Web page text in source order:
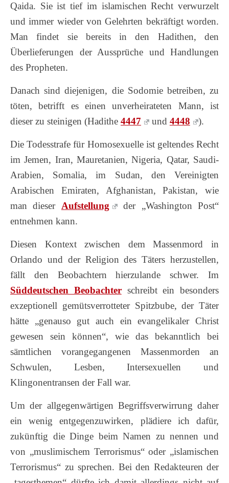
Qaida. Sie ist tief im islamischen Recht verwurzelt
und immer wieder von Gelehrten bekräftigt worden.
Man findet sie bereits in den Hadithen, den
Überlieferungen der Aussprüche und Handlungen
des Propheten.
Danach sind diejenigen, die Sodomie betreiben, zu
töten, betrifft es einen unverheirateten Mann, ist
dieser zu steinigen (Hadithe 4447 und 4448 ).
Die Todesstrafe für Homosexuelle ist geltendes Recht
im Jemen, Iran, Mauretanien, Nigeria, Qatar, Saudi-
Arabien, Somalia, im Sudan, den Vereinigten
Arabischen Emiraten, Afghanistan, Pakistan, wie
man dieser Aufstellung
der „Washington Post“
entnehmen kann.
Diesen Kontext zwischen dem Massenmord in
Orlando und der Religion des Täters herzustellen,
fällt den Beobachtern hierzulande schwer. Im
Süddeutschen Beobachterschreibt ein besonders
exzeptionell gemütsverrotteter Spitzbube, der Täter
hätte „genauso gut auch ein evangelikaler Christ
gewesen sein können“, wie das bekanntlich bei
sämtlichen vorangegangenen Massenmorden an
Schwulen, Lesben, Intersexuellen und
Klingonentransen der Fall war.
Um der allgegenwärtigen Begriffsverwirrung daher
ein wenig entgegenzuwirken, plädiere ich dafür,
zukünftig die Dinge beim Namen zu nennen und
von „muslimischem Terrorismus“ oder „islamischen
Terrorismus“ zu sprechen. Bei den Redakteuren der